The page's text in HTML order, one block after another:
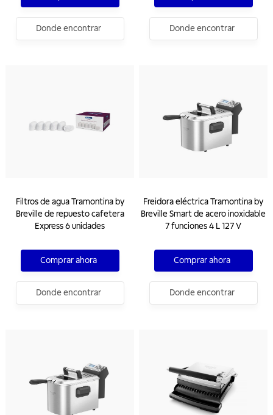
Donde encontrar Donde encontrar
Filtros de agua Tramontina by
Breville de repuesto cafetera
Express 6 unidades
Comprar ahora
Donde encontrar
Freidora eléctrica Tramontina by
Breville Smart de acero inoxidable
7 funciones 4 L 127 V
Comprar ahora
Donde encontrar